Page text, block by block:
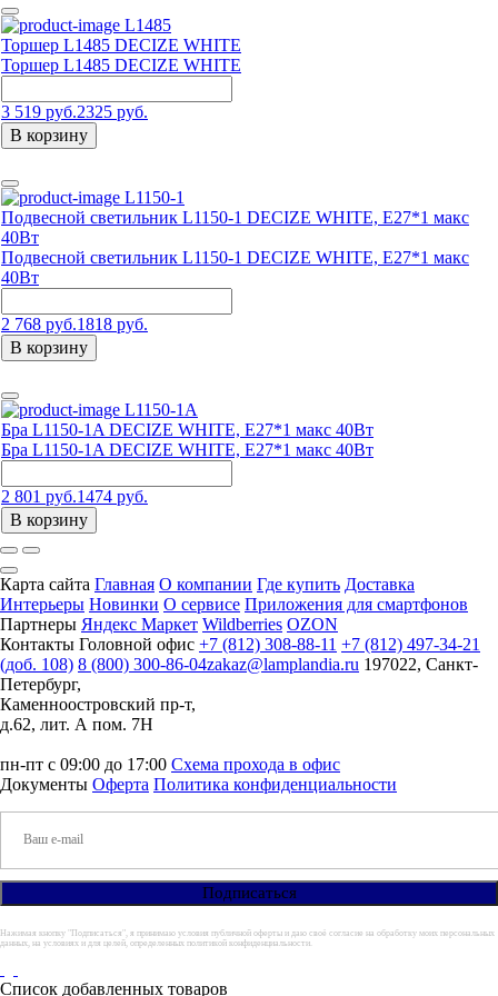
L1485
Торшер L1485 DECIZE WHITE
Торшер L1485 DECIZE WHITE
3 519 руб.2325 руб.
В корзину
L1150-1
Подвесной светильник L1150-1 DECIZE WHITE, Е27*1 макс
40Вт
Подвесной светильник L1150-1 DECIZE WHITE, Е27*1 макс
40Вт
2 768 руб.1818 руб.
В корзину
L1150-1A
Бра L1150-1A DECIZE WHITE, Е27*1 макс 40Вт
Бра L1150-1A DECIZE WHITE, Е27*1 макс 40Вт
2 801 руб.1474 руб.
В корзину
Карта сайта Главная О компании Где купить Доставка
Интерьеры Новинки О сервисе Приложения для смартфонов
Партнеры Яндекс Маркет Wildberries OZON
Контакты Головной офис +7 (812) 308-88-11 +7 (812) 497-34-21
(доб. 108) 8 (800) 300-86-04zakaz@lamplandia.ru 197022, Санкт-
Петербург,
Каменноостровский пр-т,
д.62, лит. А пом. 7Н
пн-пт с 09:00 до 17:00 Схема прохода в офис
Документы Оферта Политика конфиденциальности
Нажимая кнопку "Подписаться", я принимаю условия публичной оферты и даю своё согласие на обработку моих персональных
данных, на условиях и для целей, определенных политикой конфиденциальности.
Список добавленных товаров